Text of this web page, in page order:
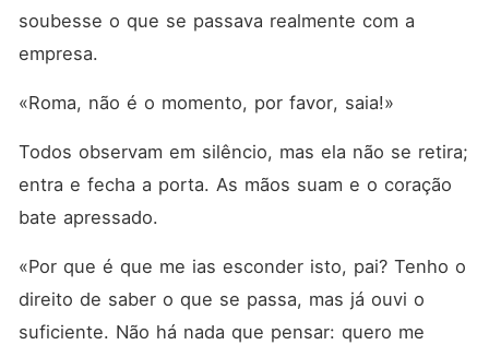
soubesse o que se passava realmente com a
empresa.
«Roma, não é o momento, por favor, saia!»
Todos observam em silêncio, mas ela não se retira;
entra e fecha a porta. As mãos suam e o coração
bate apressado.
«Por que é que me ias esconder isto, pai? Tenho o
direito de saber o que se passa, mas já ouvi o
suficiente. Não há nada que pensar: quero me